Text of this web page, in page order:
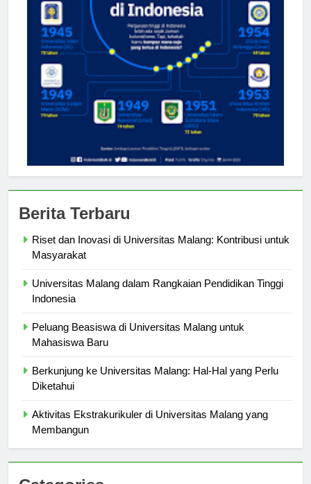
Riset dan Inovasi di Universitas Malang: Kontribusi untuk
Universitas Malang dalam Rangkaian Pendidikan Tinggi
Peluang Beasiswa di Universitas Malang untuk
Berkunjung ke Universitas Malang: Hal-Hal yang Perlu
Aktivitas Ekstrakurikuler di Universitas Malang yang